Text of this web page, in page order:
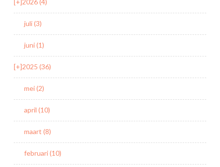
[+] 2026 (4)
juli (3)
juni (1)
[+]2025 (36)
mei (2)
april (10)
maart (8)
februari (10)